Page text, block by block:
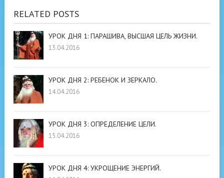
RELATED POSTS
УРОК ДНЯ 1: ПАРАШИВА, ВЫСШАЯ ЦЕЛЬ ЖИЗНИ.
13.04.2016
УРОК ДНЯ 2: РЕБЕНОК И ЗЕРКАЛО.
14.04.2016
УРОК ДНЯ 3: ОПРЕДЕЛЕНИЕ ЦЕЛИ.
15.04.2016
УРОК ДНЯ 4: УКРОЩЕНИЕ ЭНЕРГИЙ.